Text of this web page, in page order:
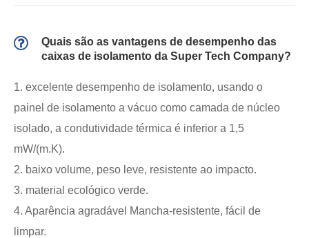
Quais são as vantagens de desempenho das
caixas de isolamento da Super Tech Company?
1. excelente desempenho de isolamento, usando o
painel de isolamento a vácuo como camada de núcleo
isolado, a condutividade térmica é inferior a 1,5
mW/(m.K).
2. baixo volume, peso leve, resistente ao impacto.
3. material ecológico verde.
4. Aparência agradável Mancha-resistente, fácil de
limpar.